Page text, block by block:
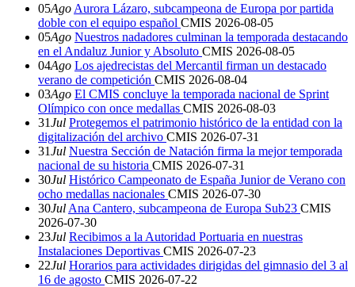
05Ago Aurora Lázaro, subcampeona de Europa por partida
doble con el equipo español CMIS 2026-08-05
05Ago Nuestros nadadores culminan la temporada destacando
en el Andaluz Junior y Absoluto CMIS 2026-08-05
04Ago Los ajedrecistas del Mercantil firman un destacado
verano de competición CMIS 2026-08-04
03Ago El CMIS concluye la temporada nacional de Sprint
Olímpico con once medallas CMIS 2026-08-03
31Jul Protegemos el patrimonio histórico de la entidad con la
digitalización del archivo CMIS 2026-07-31
31Jul Nuestra Sección de Natación firma la mejor temporada
nacional de su historia CMIS 2026-07-31
30Jul Histórico Campeonato de España Junior de Verano con
ocho medallas nacionales CMIS 2026-07-30
30Jul Ana Cantero, subcampeona de Europa Sub23 CMIS
2026-07-30
23Jul Recibimos a la Autoridad Portuaria en nuestras
Instalaciones Deportivas CMIS 2026-07-23
22Jul Horarios para actividades dirigidas del gimnasio del 3 al
16 de agosto CMIS 2026-07-22